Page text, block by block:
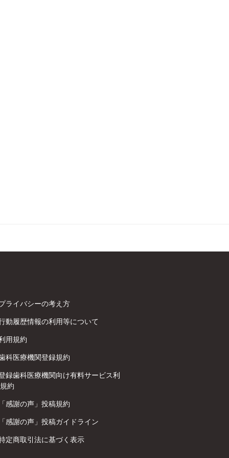
ライバシーの考え方
動履歴情報の利用等について
用規約
科医療機関登録規約
録歯科医療機関向け有料サービス利
約
「感謝の声」投稿規約
「感謝の声」投稿ガイドライン
定商取引法に基づく表示